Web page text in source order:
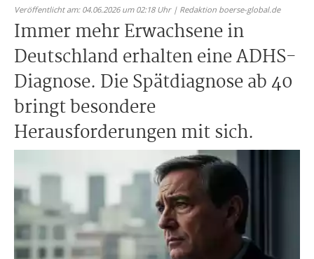
Veröffentlicht am: 04.06.2026 um 02:18 Uhr | Redaktion boerse-global.de
Immer mehr Erwachsene in
Deutschland erhalten eine ADHS-
Diagnose. Die Spätdiagnose ab 40
bringt besondere
Herausforderungen mit sich.